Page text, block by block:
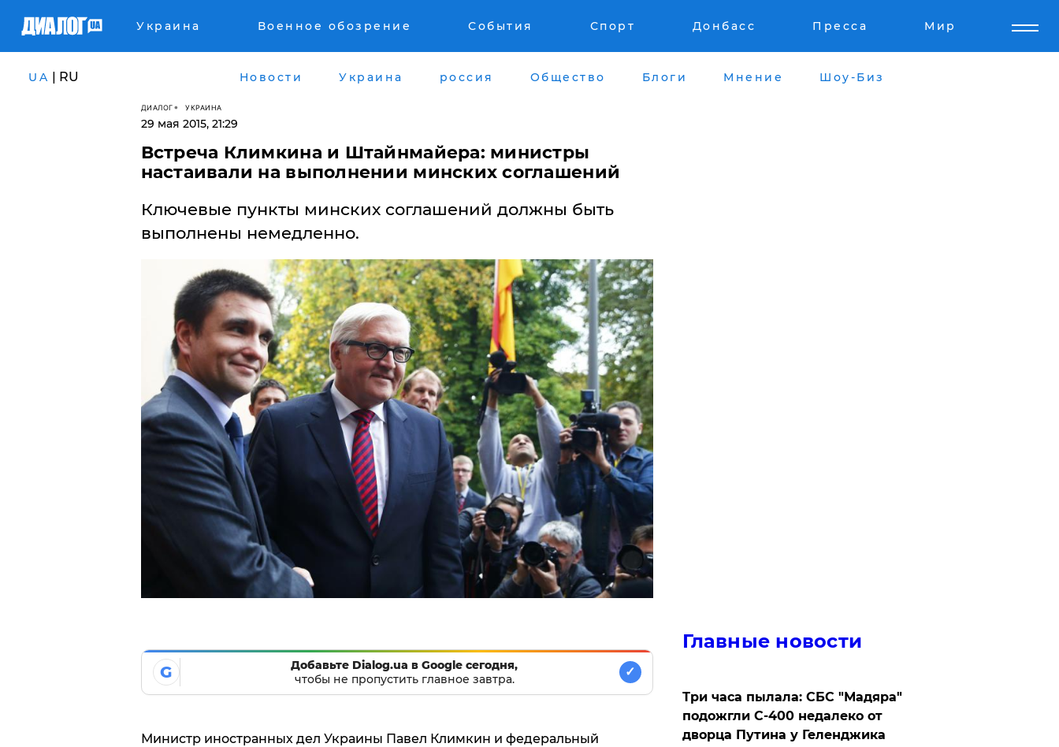
Украина Военное обозрение События Спорт Донбасс Пресса Мир
UA | RU Новости Украина россия Общество Блоги Мнение Шоу-Биз
ДИАЛОГ УКРАИНА
29 мая 2015, 21:29
Встреча Климкина и Штайнмайера: министры
настаивали на выполнении минских соглашений
Ключевые пункты минских соглашений должны быть
выполнены немедленно.
G
Добавьте Dialog.ua в Google сегодня,
чтобы не пропустить главное завтра.
✓
Министр иностранных дел Украины Павел Климкин и федеральный
Главные новости
Три часа пылала: СБС "Мадяра"
подожгли С-400 недалеко от
дворца Путина у Геленджика